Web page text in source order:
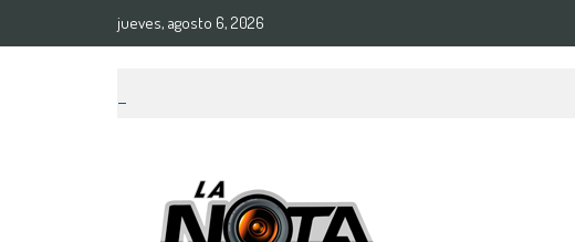
jueves, agosto 6, 2026